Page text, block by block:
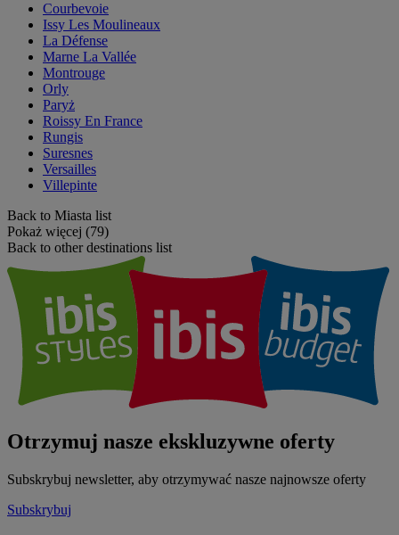
Courbevoie
Issy Les Moulineaux
La Défense
Marne La Vallée
Montrouge
Orly
Paryż
Roissy En France
Rungis
Suresnes
Versailles
Villepinte
Back to Miasta list
Pokaż więcej (79)
Back to other destinations list
Otrzymuj nasze ekskluzywne oferty
Subskrybuj newsletter, aby otrzymywać nasze najnowsze oferty
Subskrybuj